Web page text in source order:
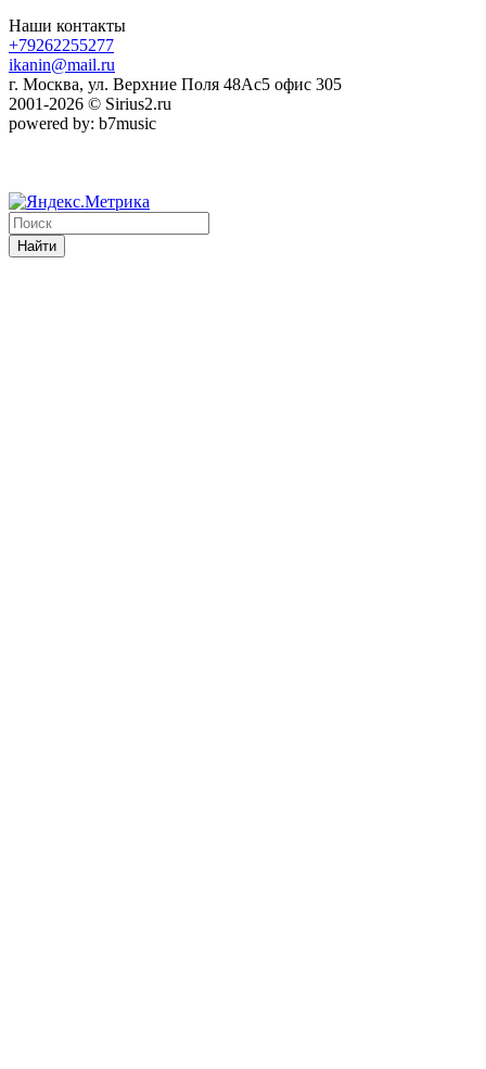
Наши контакты
+79262255277
ikanin@mail.ru
г. Москва, ул. Верхние Поля 48Ас5 офис 305
2001-2026 © Sirius2.ru
powered by: b7music
Найти